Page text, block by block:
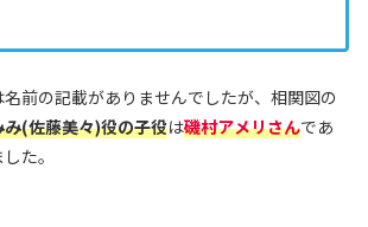
前の記載がありませんでしたが、相関図の
(佐藤美々)役の子役は磯村アメリさんであ
た。